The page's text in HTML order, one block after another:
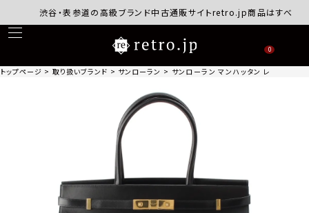
渋谷・表参道の高級ブランド中古通販サイトretro.jp商品はすべて正規
0
トップページ 取り扱いブランド サンローラン サンローラン マンハッタン レザ― トー